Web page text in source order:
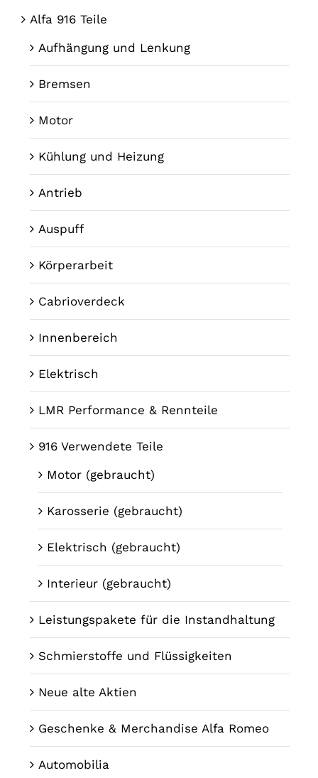
Alfa 916 Teile
Aufhängung und Lenkung
Bremsen
Motor
Kühlung und Heizung
Antrieb
Auspuff
Körperarbeit
Cabrioverdeck
Innenbereich
Elektrisch
LMR Performance & Rennteile
916 Verwendete Teile
Motor (gebraucht)
Karosserie (gebraucht)
Elektrisch (gebraucht)
Interieur (gebraucht)
Leistungspakete für die Instandhaltung
Schmierstoffe und Flüssigkeiten
Neue alte Aktien
Geschenke & Merchandise Alfa Romeo
Automobilia